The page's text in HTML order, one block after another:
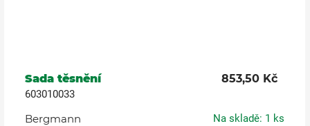
Sada těsnění 853,50 Kč
603010033
Bergmann Na skladě: 1 ks